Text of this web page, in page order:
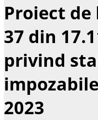
Proiect
37 din
privind
2023